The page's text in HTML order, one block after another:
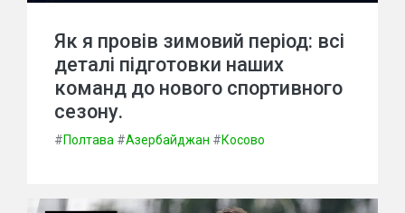
Як я провів зимовий період: всі
деталі підготовки наших
команд до нового спортивного
сезону.
#Полтава #Азербайджан #Косово